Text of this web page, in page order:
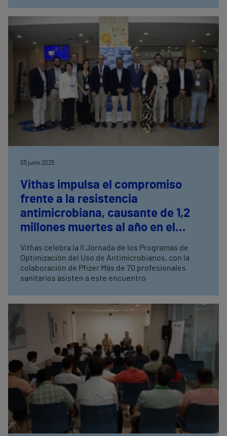
05 junio 2025
Vithas impulsa el compromiso
frente a la resistencia
antimicrobiana, causante de 1,2
millones muertes al año en el
mundo
Vithas celebra la II Jornada de los Programas de
Optimización del Uso de Antimicrobianos, con la
colaboración de Pfizer Más de 70 profesionales
sanitarios asisten a este encuentro